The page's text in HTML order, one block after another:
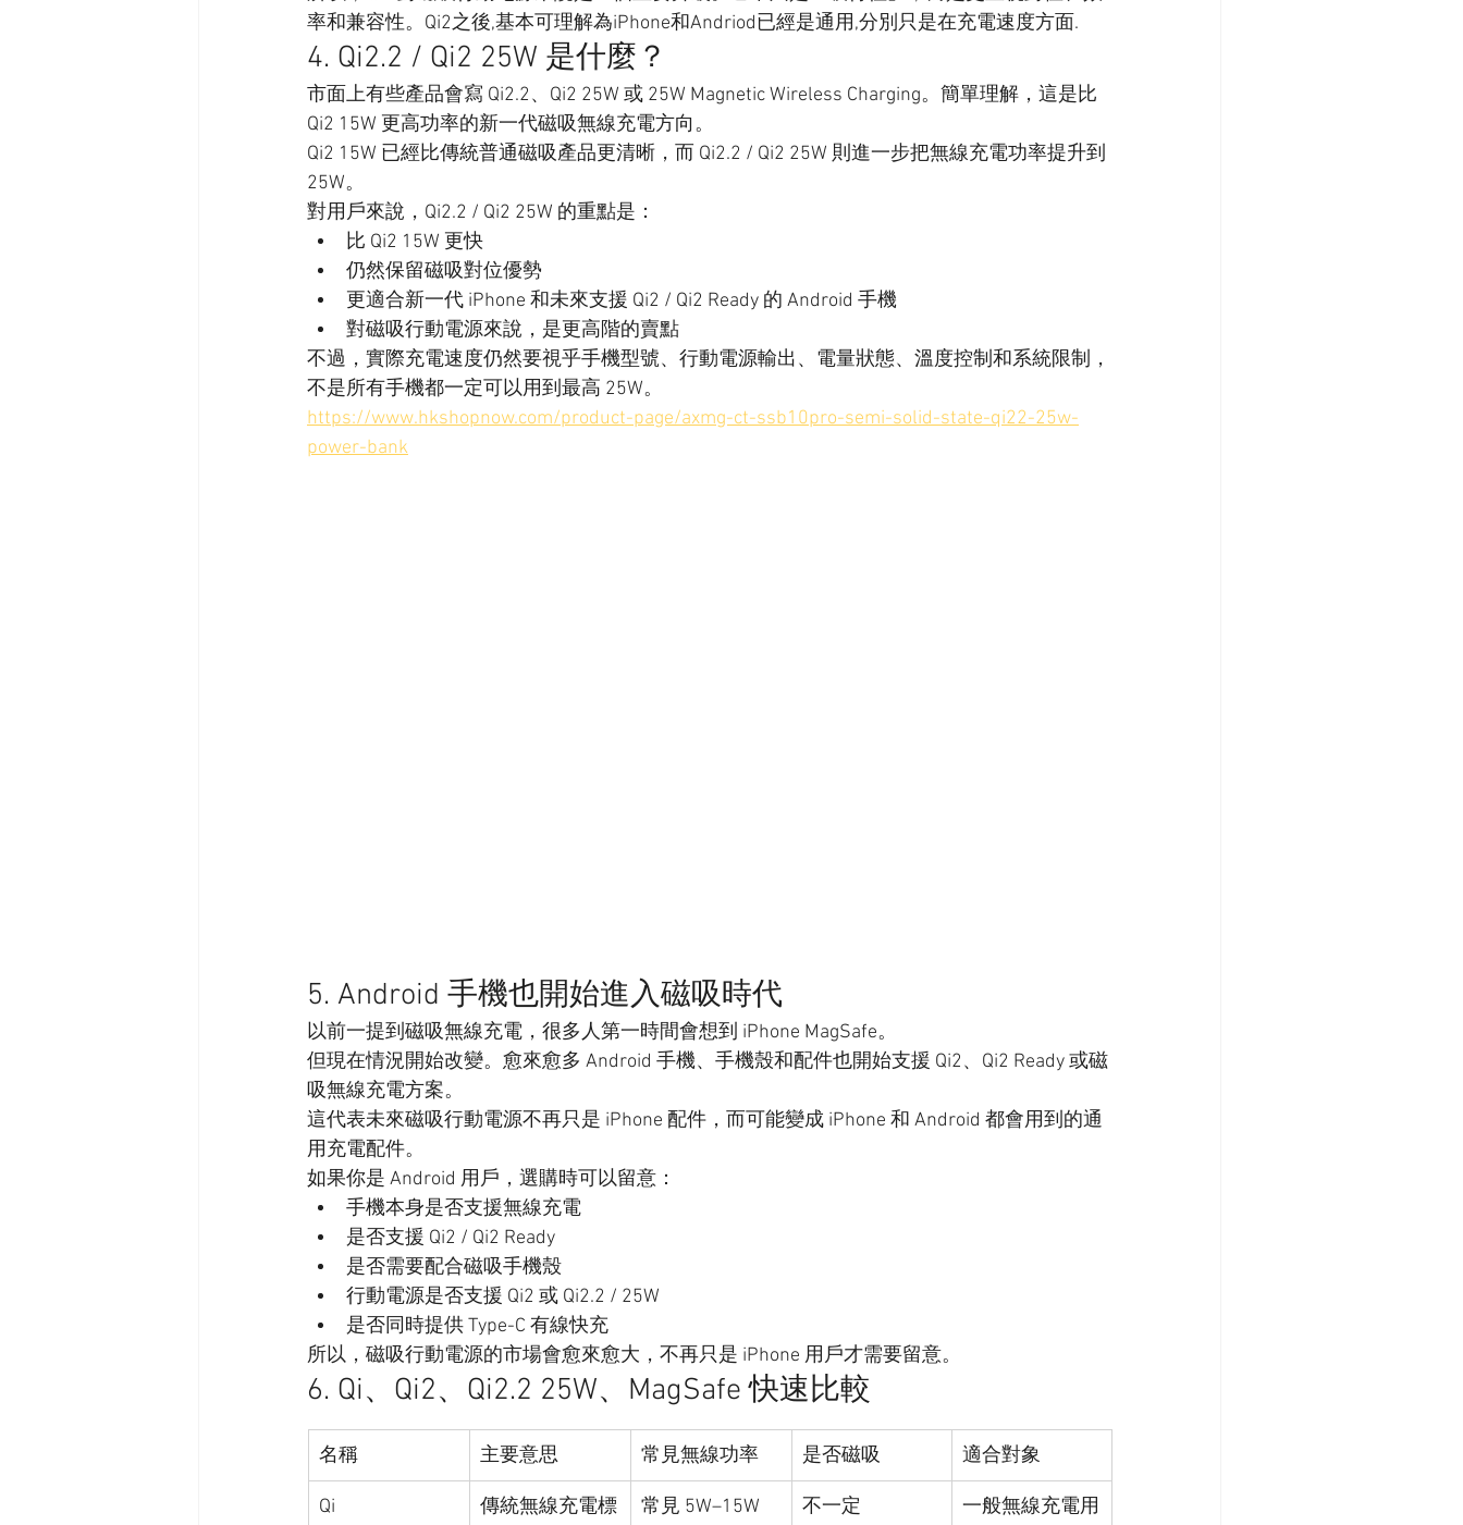
率和兼容性。Qi2之後,基本可理解為iPhone和Andriod已經是通用,分別只是在充電速度方面.
4. Qi2.2 / Qi2 25W 是什麼？
市面上有些產品會寫 Qi2.2、Qi2 25W 或 25W Magnetic Wireless Charging。簡單理解，這是比
Qi2 15W 更高功率的新一代磁吸無線充電方向。
Qi2 15W 已經比傳統普通磁吸產品更清晰，而 Qi2.2 / Qi2 25W 則進一步把無線充電功率提升到
25W。
對用戶來說，Qi2.2 / Qi2 25W 的重點是：
比 Qi2 15W 更快
仍然保留磁吸對位優勢
更適合新一代 iPhone 和未來支援 Qi2 / Qi2 Ready 的 Android 手機
對磁吸行動電源來說，是更高階的賣點
不過，實際充電速度仍然要視乎手機型號、行動電源輸出、電量狀態、溫度控制和系統限制，
不是所有手機都一定可以用到最高 25W。
https://www.hkshopnow.com/product-page/axmg-ct-ssb10pro-semi-solid-state-qi22-25w-
power-bank
5. Android 手機也開始進入磁吸時代
以前一提到磁吸無線充電，很多人第一時間會想到 iPhone MagSafe。
但現在情況開始改變。愈來愈多 Android 手機、手機殼和配件也開始支援 Qi2、Qi2 Ready 或磁
吸無線充電方案。
這代表未來磁吸行動電源不再只是 iPhone 配件，而可能變成 iPhone 和 Android 都會用到的通
用充電配件。
如果你是 Android 用戶，選購時可以留意：
手機本身是否支援無線充電
是否支援 Qi2 / Qi2 Ready
是否需要配合磁吸手機殼
行動電源是否支援 Qi2 或 Qi2.2 / 25W
是否同時提供 Type-C 有線快充
所以，磁吸行動電源的市場會愈來愈大，不再只是 iPhone 用戶才需要留意。
6. Qi、Qi2、Qi2.2 25W、MagSafe 快速比較
名稱 主要意思 常見無線功率 是否磁吸 適合對象
Qi
傳統無線充電標
常見 5W–15W 不一定
一般無線充電用